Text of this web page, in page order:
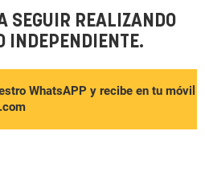
SEGUIR REALIZANDO
INDEPENDIENTE.
WhatsAPP y recibe en tu móvil